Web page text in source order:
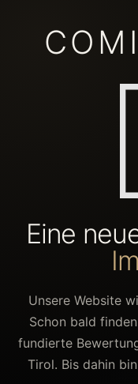
Eine
Unsere Website
Schon bald
fundierte
Tirol. Bis dahin